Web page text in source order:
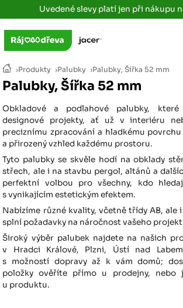
Uvedené slevy platí jen při nákupu
›Produkty ›Palubky ›Palubky, Šířka 52 mm
Palubky, Šířka 52 mm
Obkladové a podlahové palubky,
designové projekty, ať už v interiéru
preciznímu zpracování a hladkému
a přirozený vzhled každému prostoru.
Tyto palubky se skvěle hodí na obklady
střech, ale i na stavbu pergol, altánů a
perfektní volbou pro všechny, kdo
s vynikajícím estetickým efektem.
Nabízíme různé kvality, včetně třídy AB, ale
splní požadavky na náročnost vašeho
Široký výběr palubek najdete na našich
v Hradci Králové, Plzni, Ústí nad
s možností dopravy až k vám domů;
položky ověříte přímo u prodejny, nebo
u produktu.